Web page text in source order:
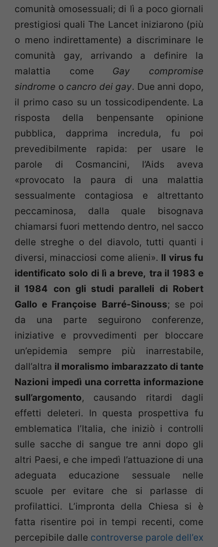
comunità omosessuali; di lì a poco giornali
prestigiosi quali The Lancet iniziarono (più
o meno indirettamente) a discriminare le
comunità gay, arrivando a definire la
malattia come Gay compromise
sindrome o cancro dei gay. Due anni dopo,
il primo caso su un tossicodipendente. La
risposta della benpensante opinione
pubblica, dapprima incredula, fu poi
prevedibilmente rapida: per usare le
parole di Cosmancini, l’Aids aveva
«provocato la paura di una malattia
sessualmente contagiosa e altrettanto
peccaminosa, dalla quale bisognava
chiamarsi fuori mettendo dentro, nel sacco
delle streghe o del diavolo, tutti quanti i
diversi, minacciosi come alieni». Il virus fu
identificato solo di lì a breve, tra il 1983 e
il 1984
con gli studi paralleli di Robert
Gallo e Françoise Barré-Sinouss; se poi
da una parte seguirono conferenze,
iniziative e provvedimenti per bloccare
un’epidemia sempre più inarrestabile,
dall’altra il moralismo imbarazzato di tante
Nazioni impedì una corretta informazione
sull’argomento, causando ritardi dagli
effetti deleteri. In questa prospettiva fu
emblematica l’Italia, che iniziò i controlli
sulle sacche di sangue tre anni dopo gli
altri Paesi, e che impedì l’attuazione di una
adeguata educazione sessuale nelle
scuole per evitare che si parlasse di
profilattici. L’impronta della Chiesa si è
fatta risentire poi in tempi recenti, come
percepibile dalle controverse parole dell’ex